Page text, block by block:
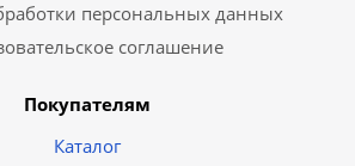
персональных данных
соглашение
Покупателям
Каталог